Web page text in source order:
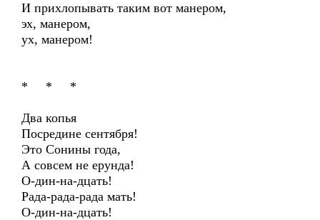
И прихлопывать таким вот манером,
эх, манером,
ух, манером!
* * *
Два копья
Посредине сентября!
Это Сонины года,
А совсем не ерунда!
О-дин-на-дцать!
Рада-рада-рада мать!
О-дин-на-дцать!